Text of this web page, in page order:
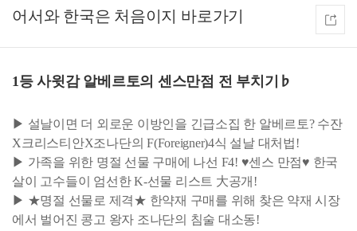
어서와 한국은 처음이지
1등 사윗감 알베르토의 센스만점 전 부치기♭
▶ 설날이면 더 외로운 이방인을 긴급소집 한 알베르토? 수잔
X크리스티안X조나단의 F(Foreigner)4식 설날 대처법!
▶ 가족을 위한 명절 선물 구매에 나선 F4! ♥센스 만점♥ 한국
살이 고수들이 엄선한 K-선물 리스트 大공개!
▶ ★명절 선물로 제격★ 한약재 구매를 위해 찾은 약재 시장
에서 벌어진 콩고 왕자 조나단의 침술 대소동!